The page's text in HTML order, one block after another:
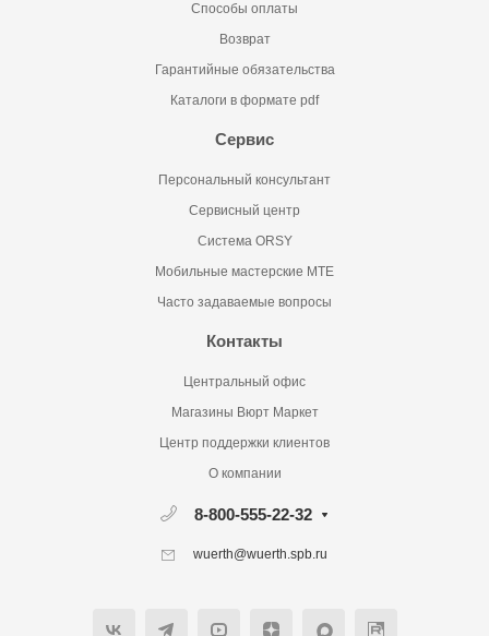
Способы оплаты
Возврат
Гарантийные обязательства
Каталоги в формате pdf
Сервис
Персональный консультант
Сервисный центр
Система ORSY
Мобильные мастерские MTE
Часто задаваемые вопросы
Контакты
Центральный офис
Магазины Вюрт Маркет
Центр поддержки клиентов
О компании
8-800-555-22-32
wuerth@wuerth.spb.ru